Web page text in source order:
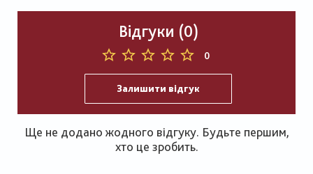
Відгуки (0)
0
Залишити відгук
Ще не додано жодного відгуку. Будьте першим,
хто це зробить.